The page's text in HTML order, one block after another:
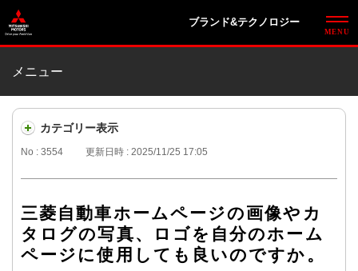
ブランド&テクノロジー
メニュー
カテゴリー表示
No : 3554 更新日時 : 2025/11/25 17:05
三菱自動車ホームページの画像やカ
タログの写真、ロゴを自分のホーム
ページに使用しても良いのですか。